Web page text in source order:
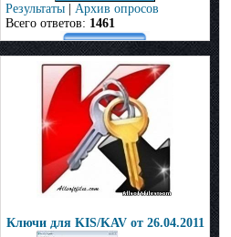
Результаты | Архив опросов
Всего ответов: 1461
Ключи для KIS/KAV oт 26.04.2011